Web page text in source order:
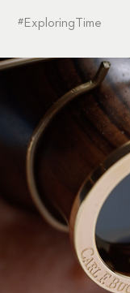
#ExploringTime